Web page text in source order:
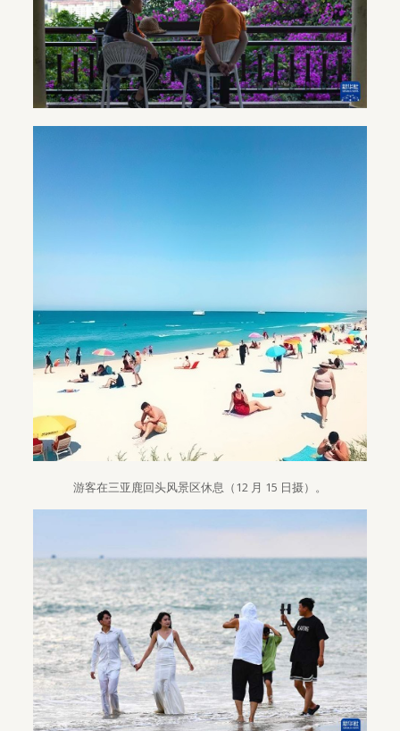
游客在三亚鹿回头风景区休息（12 月 15 日摄）。